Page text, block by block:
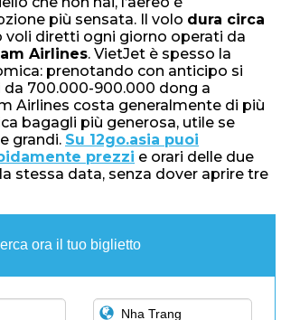
più sensata. Il volo dura circa
voli diretti ogni giorno operati da
Airlines. VietJet è spesso la
prenotando con anticipo si
700.000-900.000 dong a
Airlines costa generalmente di più
bagagli più generosa, utile se
grandi. Su 12go.asia puoi
prezzi e orari delle due
stessa data, senza dover aprire tre
ora il tuo biglietto